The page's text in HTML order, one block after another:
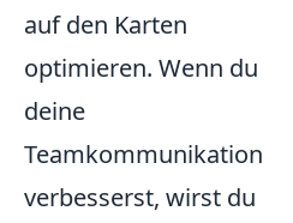
auf den Karten
optimieren. Wenn du
deine
Teamkommunikation
verbesserst, wirst du